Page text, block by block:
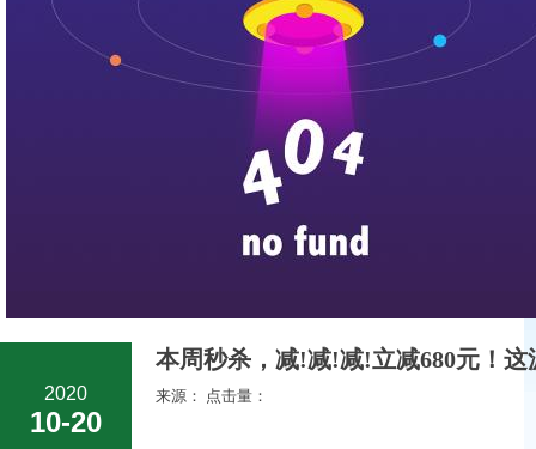
2020
10-20
本周秒杀，减!减!减!立减680元！
来源： 点击量：